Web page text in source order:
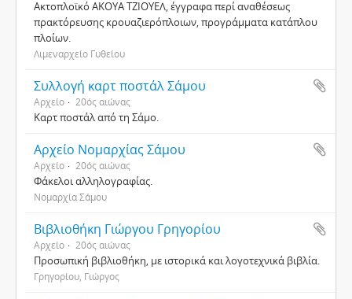
Ακτοπλοϊκό ΑΚΟΥΑ ΤΖΙΟΥΕΛ, έγγραφα περί αναθέσεως
πρακτόρευσης κρουαζιερόπλοιων, προγράμματα κατάπλου
πλοίων.
Λιμεναρχείο Γυθείου
Συλλογή καρτ ποστάλ Σάμου
Αρχείο 20ός αιώνας
Καρτ ποστάλ από τη Σάμο.
Αρχείο Νομαρχίας Σάμου
Αρχείο 20ός αιώνας
Φάκελοι αλληλογραφίας.
Νομαρχία Σάμου
Βιβλιοθήκη Γιώργου Γρηγορίου
Αρχείο 20ός αιώνας
Προσωπική βιβλιοθήκη, με ιστορικά και λογοτεχνικά βιβλία.
Γρηγορίου, Γιώργος